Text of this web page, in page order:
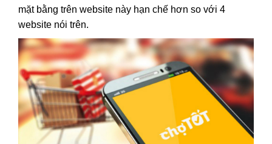
mặt bằng trên website này hạn chế hơn so với 4
website nói trên.